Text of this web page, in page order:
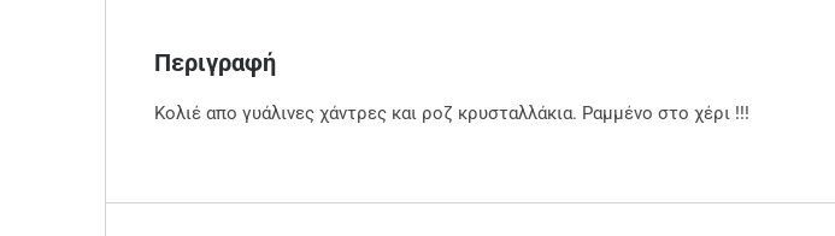
Περιγραφή
Κολιέ απο γυάλινες χάντρες και ροζ κρυσταλλάκια. Ραμμένο στο χέρι !!!